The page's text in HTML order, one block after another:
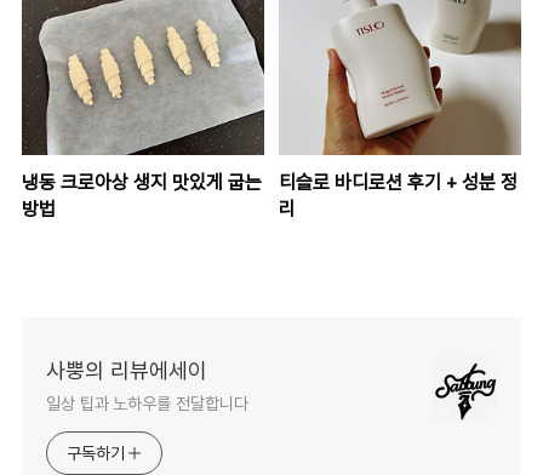
냉동 크로아상 생지 맛있게 굽는
방법
티슬로 바디로션 후기 + 성분 정
리
사뿡의 리뷰에세이
일상 팁과 노하우를 전달합니다
구독하기